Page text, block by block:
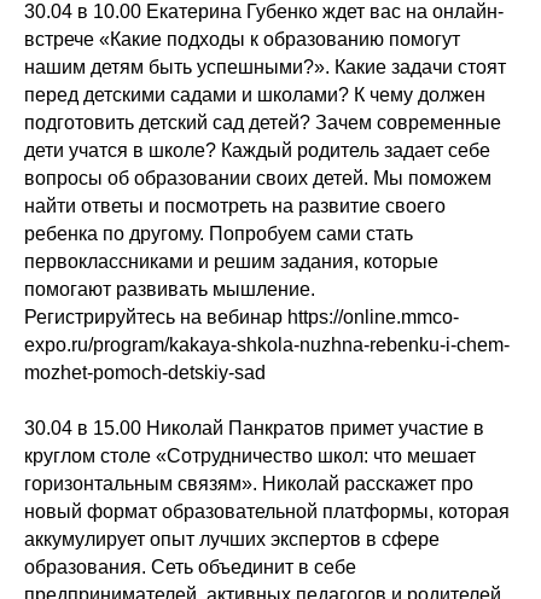
30.04 в 10.00 Екатерина Губенко ждет вас на онлайн-
встрече «Какие подходы к образованию помогут
нашим детям быть успешными?». Какие задачи стоят
перед детскими садами и школами? К чему должен
подготовить детский сад детей? Зачем современные
дети учатся в школе? Каждый родитель задает себе
вопросы об образовании своих детей. Мы поможем
найти ответы и посмотреть на развитие своего
ребенка по другому. Попробуем сами стать
первоклассниками и решим задания, которые
помогают развивать мышление.
Регистрируйтесь на вебинар https://online.mmco-
expo.ru/program/kakaya-shkola-nuzhna-rebenku-i-chem-
mozhet-pomoch-detskiy-sad
30.04 в 15.00 Николай Панкратов примет участие в
круглом столе «Сотрудничество школ: что мешает
горизонтальным связям». Николай расскажет про
новый формат образовательной платформы, которая
аккумулирует опыт лучших экспертов в сфере
образования. Cеть объединит в себе
предпринимателей, активных педагогов и родителей,